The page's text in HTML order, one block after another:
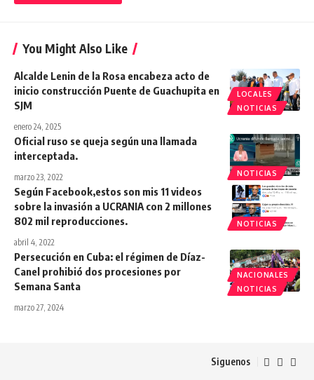
You Might Also Like
LOCALES
NOTICIAS
Alcalde Lenin de la Rosa encabeza acto de
inicio construcción Puente de Guachupita en
SJM
enero 24, 2025
NOTICIAS
Oficial ruso se queja según una llamada
interceptada.
marzo 23, 2022
NOTICIAS
Según Facebook,estos son mis 11 videos
sobre la invasión a UCRANIA con 2 millones
802 mil reproducciones.
abril 4, 2022
NACIONALES
NOTICIAS
Persecución en Cuba: el régimen de Díaz-
Canel prohibió dos procesiones por
Semana Santa
marzo 27, 2024
Siguenos